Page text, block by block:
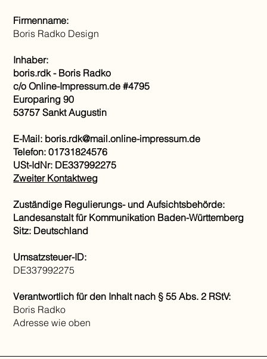
Firmenname:
Boris Radko Design
Inhaber:
boris.rdk - Boris Radko
c/o Online-Impressum.de #4795
Europaring 90
53757 Sankt Augustin
E-Mail: boris.rdk@mail.online-impressum.de
Telefon: 01731824576
USt-IdNr: DE337992275
Zweiter Kontaktweg
Zuständige Regulierungs- und Aufsichtsbehörde:
Landesanstalt für Kommunikation Baden-Württemberg
Sitz: Deutschland
Umsatzsteuer-ID:
DE337992275
Verantwortlich für den Inhalt nach § 55 Abs. 2 RStV:
Boris Radko
Adresse wie oben